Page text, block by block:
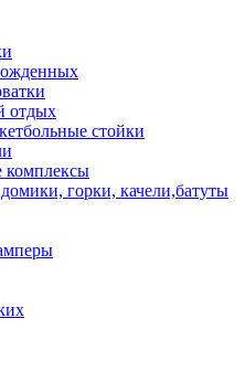
отдых
стойки
комплексы
горки, качели,батуты